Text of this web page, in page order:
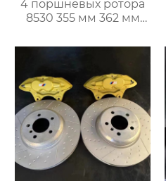
4 поршневых ротора
8530 355 мм 362 мм
Модифицированный
суппорт с 4 горшками